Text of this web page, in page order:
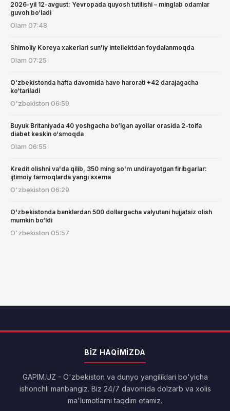
2026-yil 12-avgust: Yevropada quyosh tutilishi – minglab odamlar
guvoh bo‘ladi
Olam 07:48
Shimoliy Koreya xakerlari sun'iy intellektdan foydalanmoqda
Olam 07:25
O‘zbekistonda hafta davomida havo harorati +42 darajagacha
ko‘tariladi
O'zbekiston 06:59
Buyuk Britaniyada 40 yoshgacha bo‘lgan ayollar orasida 2-toifa
diabet keskin o‘smoqda
Olam 06:55
Kredit olishni va'da qilib, 350 ming so'm undirayotgan firibgarlar:
ijtimoiy tarmoqlarda yangi sxema
O'zbekiston 06:29
O‘zbekistonda banklardan 500 dollargacha valyutani hujjatsiz olish
mumkin bo‘ldi
O'zbekiston 05:57
BIZ HAQIMIZDA
GAPIM.UZ - O'zbekiston va dunyo yangiliklari bo'yicha
ishonchli manbangiz. Biz 24/7 davomida dolzarb va xolis
ma'lumotlarni taqdim etamiz.